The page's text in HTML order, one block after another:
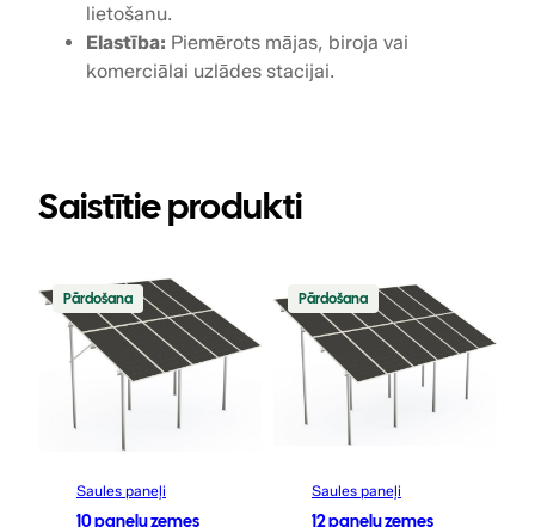
lietošanu.
Elastība: Piemērots mājas, biroja vai
komerciālai uzlādes stacijai.
Saistītie produkti
PārdošanaPrecei
ir
atlaide
Saules paneļi
10 paneļu zemes
PārdošanaPrecei
ir
atlaide
Saules paneļi
12 paneļu zemes